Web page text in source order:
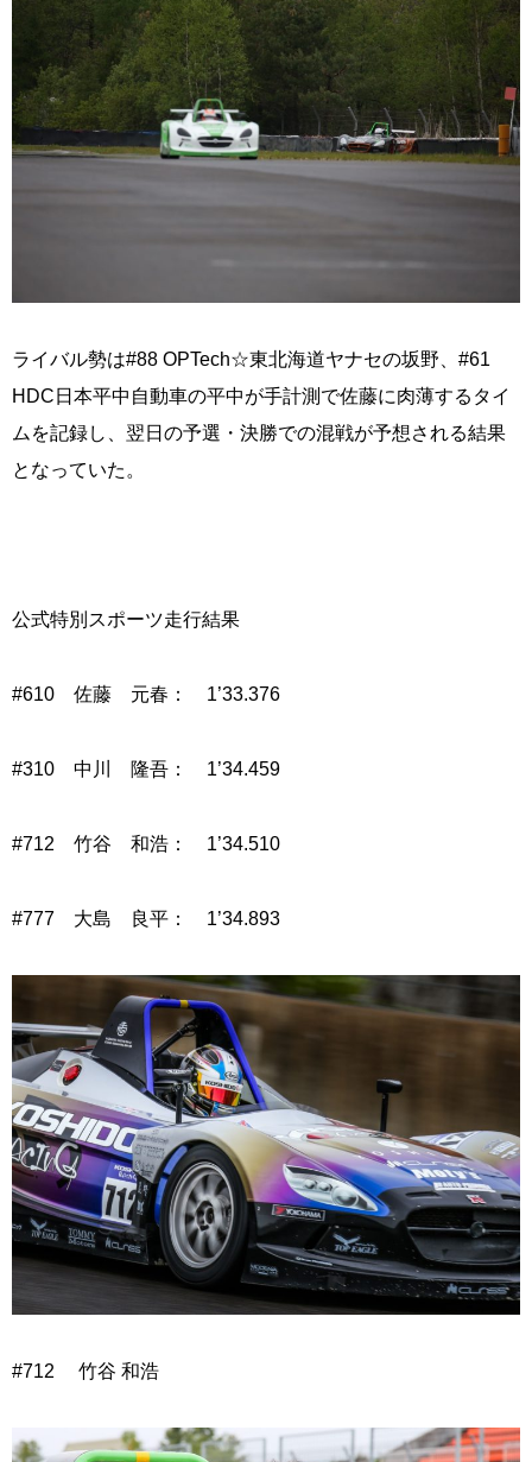
ライバル勢は#88 OPTech☆東北海道ヤナセの坂野、#61
HDC日本平中自動車の平中が手計測で佐藤に肉薄するタイ
ムを記録し、翌日の予選・決勝での混戦が予想される結果
となっていた。
公式特別スポーツ走行結果
#610 佐藤 元春： 1’33.376
#310 中川 隆吾： 1’34.459
#712 竹谷 和浩： 1’34.510
#777 大島 良平： 1’34.893
#712 竹谷 和浩